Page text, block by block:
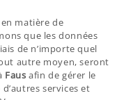
matière de
que les données
de n’importe quel
autre moyen, seront
Faus afin de gérer le
services et